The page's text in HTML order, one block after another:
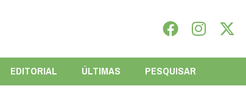
EDITORIAL ÚLTIMAS PESQUISAR